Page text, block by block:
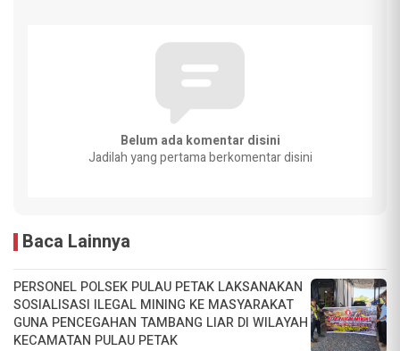
Belum ada komentar disini
Jadilah yang pertama berkomentar disini
Baca Lainnya
PERSONEL POLSEK PULAU PETAK LAKSANAKAN
SOSIALISASI ILEGAL MINING KE MASYARAKAT
GUNA PENCEGAHAN TAMBANG LIAR DI WILAYAH
KECAMATAN PULAU PETAK